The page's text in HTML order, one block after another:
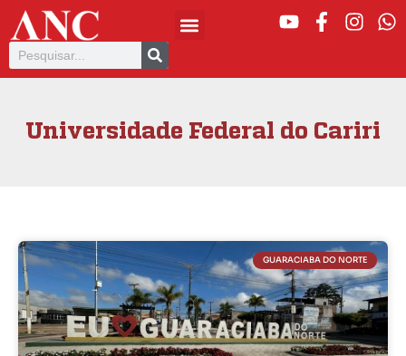
Universidade Federal do Cariri
GUARACIABA DO NORTE